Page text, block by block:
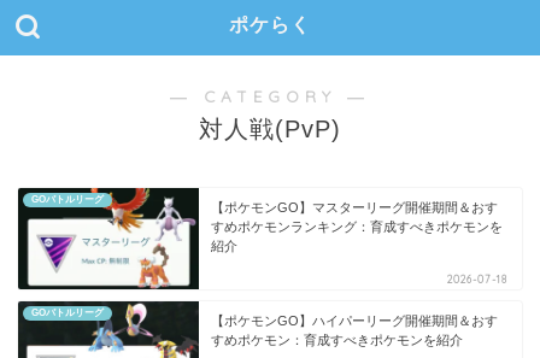
ポケらく
― CATEGORY ―
対人戦(PvP)
GOバトルリーグ
【ポケモンGO】マスターリーグ開催期間＆おす
すめポケモンランキング：育成すべきポケモンを
紹介
2026-07-18
GOバトルリーグ
【ポケモンGO】ハイパーリーグ開催期間＆おす
すめポケモン：育成すべきポケモンを紹介